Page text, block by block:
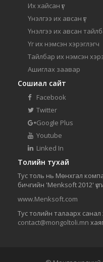
Их хайсан үг
Үнэлгээ их авсан үг
Үнэлгээ их авсан
Үг их нэмсэн хэрэглэгч
Тайлбар их нэмсэн
Ашиглах заавар
Сошиал сайт
Facebook
Twitter
Google Plus
Youtube
Linked In
Толийн тухай
Тус толь нь Мөнхгал
бичгийн 'Menksoft 2012'
www.Menksoft.com
Тус толийн талаарх санал
contact@mongoltoli.mn